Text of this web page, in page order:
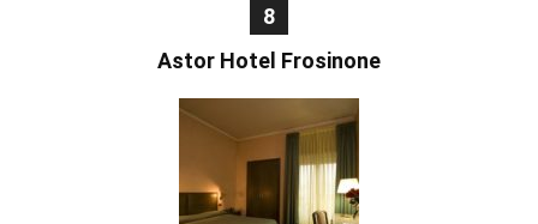
8
Astor Hotel Frosinone